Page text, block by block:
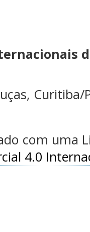
Curitiba/
com uma
4.0